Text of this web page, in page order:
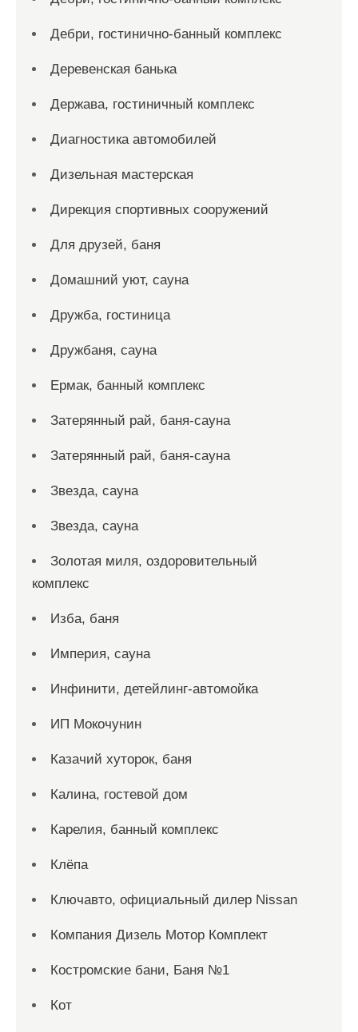
Дебри, гостинично-банный комплекс
Деревенская банька
Держава, гостиничный комплекс
Диагностика автомобилей
Дизельная мастерская
Дирекция спортивных сооружений
Для друзей, баня
Домашний уют, сауна
Дружба, гостиница
Дружбаня, сауна
Ермак, банный комплекс
Затерянный рай, баня-сауна
Затерянный рай, баня-сауна
Звезда, сауна
Звезда, сауна
Золотая миля, оздоровительный
комплекс
Изба, баня
Империя, сауна
Инфинити, детейлинг-автомойка
ИП Мокочунин
Казачий хуторок, баня
Калина, гостевой дом
Карелия, банный комплекс
Клёпа
Ключавто, официальный дилер Nissan
Компания Дизель Мотор Комплект
Костромские бани, Баня №1
Кот